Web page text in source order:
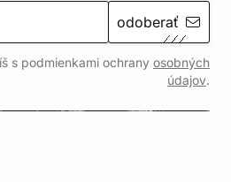
odoberať
s podmienkami ochrany osobných
údajov.